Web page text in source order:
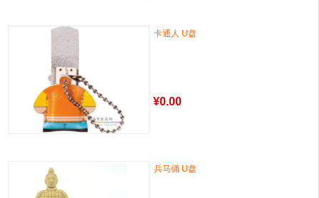
卡通人 U盘
¥0.00
兵马俑 U盘